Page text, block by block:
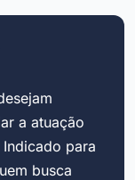
a atuação
para
busca